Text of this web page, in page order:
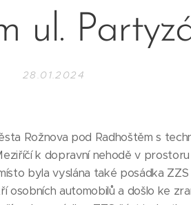
ul.
28.01.2024
Rožnova pod Radhoštěm s
k dopravní nehodě v
byla vyslána také posádka ZZS
osobních automobilů a došlo ke